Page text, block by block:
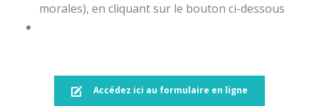
morales), en cliquant sur le bouton ci-dessous
Accédez ici au formulaire en ligne